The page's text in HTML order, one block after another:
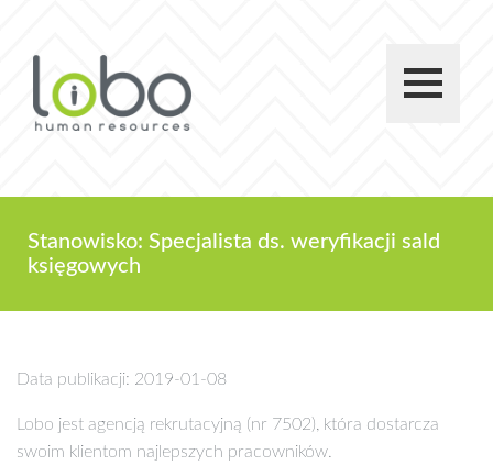
Stanowisko: Specjalista ds. weryfikacji sald
księgowych
Data publikacji: 2019-01-08
Lobo jest agencją rekrutacyjną (nr 7502), która dostarcza
swoim klientom najlepszych pracowników.